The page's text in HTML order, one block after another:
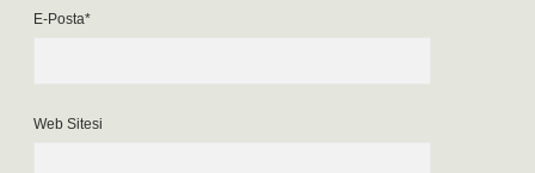
E-Posta*
Web Sitesi